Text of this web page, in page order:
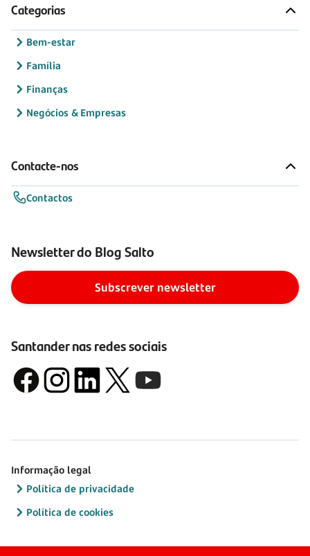
Categorias
Bem-estar
Família
Finanças
Negócios & Empresas
Contacte-nos
Contactos
Newsletter do Blog Salto
Subscrever newsletter
Santander nas redes sociais
Informação legal
Política de privacidade
Política de cookies